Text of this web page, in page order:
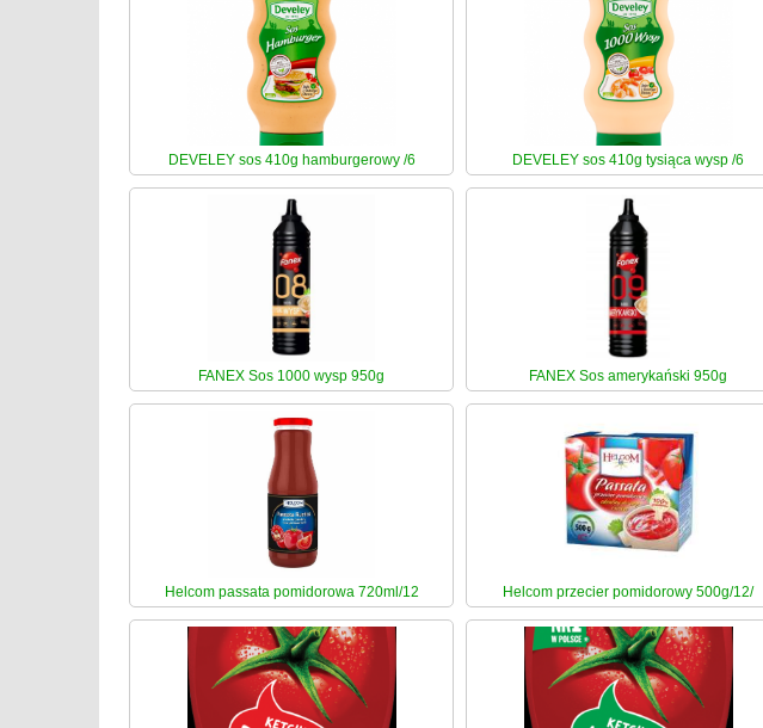
DEVELEY sos 410g hamburgerowy /6 DEVELEY sos 410g tysiąca wysp /6
FANEX Sos 1000 wysp 950g FANEX Sos amerykański 950g
Helcom passata pomidorowa 720ml/12 Helcom przecier pomidorowy 500g/12/